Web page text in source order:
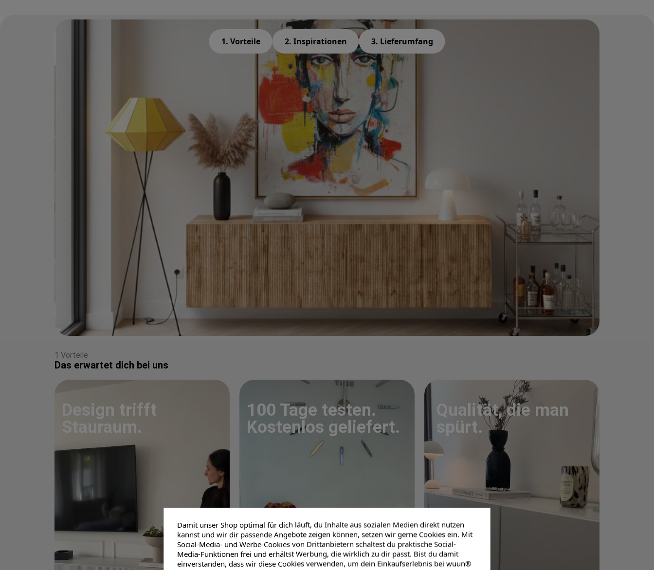
1. Vorteile 2. Inspirationen 3. Lieferumfang
1 Vorteile
Das erwartet dich bei uns
Design trifft
Stauraum.
100 Tage testen.
Kostenlos geliefert.
Qualität, die man
spürt.
Damit unser Shop optimal für dich läuft, du Inhalte aus sozialen Medien direkt nutzen
kannst und wir dir passende Angebote zeigen können, setzen wir gerne Cookies ein. Mit
Social-Media- und Werbe-Cookies von Drittanbietern schaltest du praktische Social-
Media-Funktionen frei und erhältst Werbung, die wirklich zu dir passt. Bist du damit
einverstanden, dass wir diese Cookies verwenden, um dein Einkaufserlebnis bei wuun®